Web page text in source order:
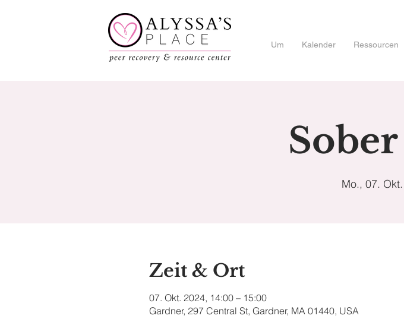
Um Kalender Ressourcen
Mo., 07. Okt.
Zeit & Ort
07. Okt. 2024, 14:00 – 15:00
Gardner, 297 Central St, Gardner, MA 01440, USA